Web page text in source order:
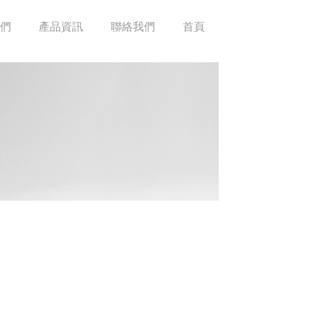
產品資訊 聯絡我們 首頁